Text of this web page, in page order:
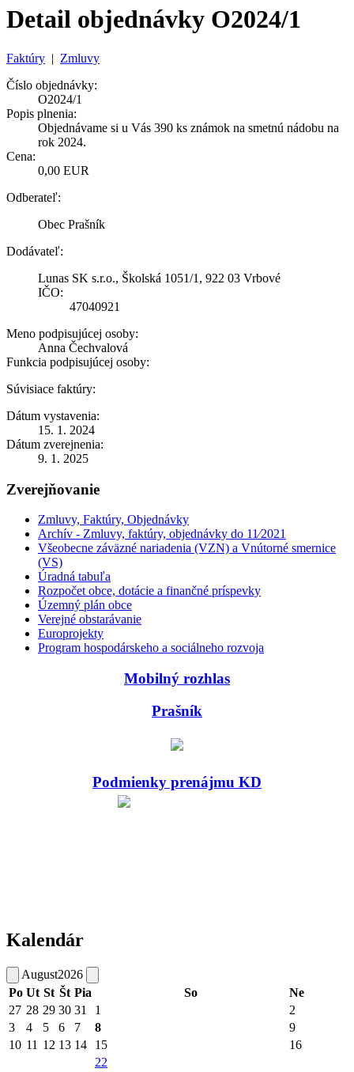
Detail objednávky O2024/1
Faktúry | Zmluvy
Číslo objednávky:
O2024/1
Popis plnenia:
Objednávame si u Vás 390 ks známok na smetnú nádobu na
rok 2024.
Cena:
0,00 EUR
Odberateľ:
Obec Prašník
Dodávateľ:
Lunas SK s.r.o., Školská 1051/1, 922 03 Vrbové
IČO:
47040921
Meno podpisujúcej osoby:
Anna Čechvalová
Funkcia podpisujúcej osoby:
Súvisiace faktúry:
Dátum vystavenia:
15. 1. 2024
Dátum zverejnenia:
9. 1. 2025
Zverejňovanie
Zmluvy, Faktúry, Objednávky
Archív - Zmluvy, faktúry, objednávky do 11⁄2021
Všeobecne záväzné nariadenia (VZN) a Vnútorné smernice
(VS)
Úradná tabuľa
Rozpočet obce, dotácie a finančné príspevky
Územný plán obce
Verejné obstarávanie
Europrojekty
Program hospodárskeho a sociálneho rozvoja
Mobilný rozhlas
Prašník
Podmienky prenájmu KD
Kalendár
August2026
Po Ut St Št Pia So
Ne
27 28 29 30 31 1
2
3
4 5 6 7 8
9
10 11 12 13 14 15
16
22